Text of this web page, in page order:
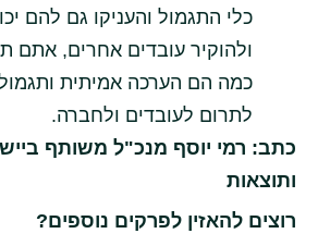
כלי התגמול והעניקו גם להם
ולהוקיר עובדים אחרים, אתם
כמה הם הערכה אמיתית ותגמול
לתרום לעובדים ולחברה.
כתב: רמי יוסף מנכ"ל משותף
ותוצאות
רוצים להאזין לפרקים נוספים?